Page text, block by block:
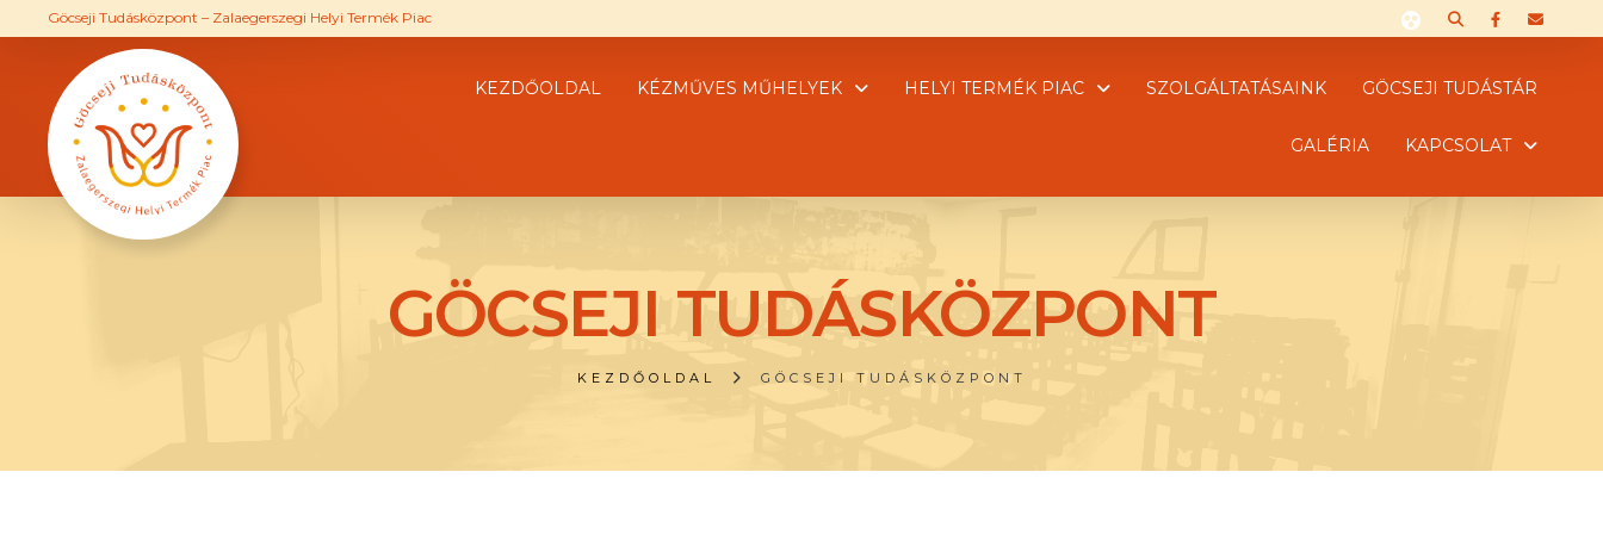
Göcseji Tudásközpont – Zalaegerszegi Helyi Termék Piac
KEZDŐOLDAL KÉZMŰVES MŰHELYEK HELYI TERMÉK PIAC SZOLGÁLTATÁSAINK GÖCSEJI TUDÁSTÁR
GALÉRIA KAPCSOLAT
GÖCSEJI TUDÁSKÖZPONT
KEZDŐOLDAL GÖCSEJI TUDÁSKÖZPONT